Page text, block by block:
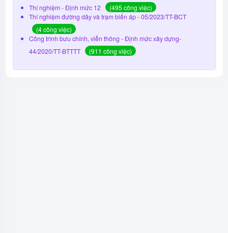
Thí nghiệm - Định mức 12
(495 công việc)
Thí nghiệm đường dây và trạm biến áp - 05/2023/TT-BCT
(4 công việc)
Công trình bưu chính, viễn thông - Định mức xây dựng-
44/2020/TT-BTTTT
(911 công việc)